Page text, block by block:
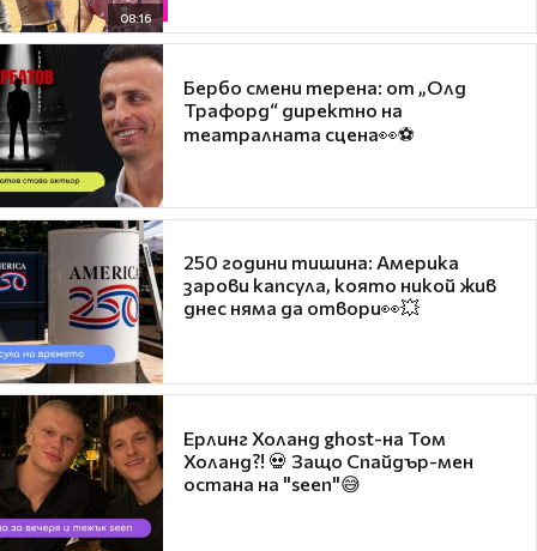
08:16
Бербо смени терена: от „Олд
Трафорд“ директно на
театралната сцена👀⚽
250 години тишина: Америка
зарови капсула, която никой жив
днес няма да отвори👀💥
Ерлинг Холанд ghost-на Том
Холанд?! 💀 Защо Спайдър-мен
остана на "seen"😅